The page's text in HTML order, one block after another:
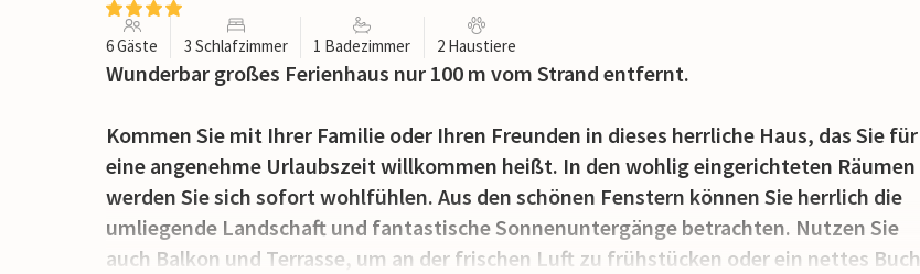
6 Gäste 3 Schlafzimmer 1 Badezimmer 2 Haustiere
Wunderbar großes Ferienhaus nur 100 m vom Strand entfernt.
Kommen Sie mit Ihrer Familie oder Ihren Freunden in dieses herrliche Haus, das Sie für
eine angenehme Urlaubszeit willkommen heißt. In den wohlig eingerichteten Räumen
werden Sie sich sofort wohlfühlen. Aus den schönen Fenstern können Sie herrlich die
umliegende Landschaft und fantastische Sonnenuntergänge betrachten. Nutzen Sie
auch Balkon und Terrasse, um an der frischen Luft zu frühstücken oder ein nettes Buch